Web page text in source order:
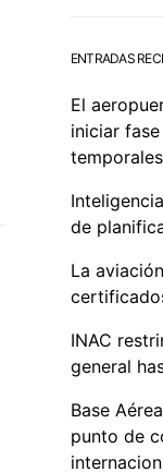
ENTRADAS
El
iniciar
de
La
INAC
general
Base
punto de